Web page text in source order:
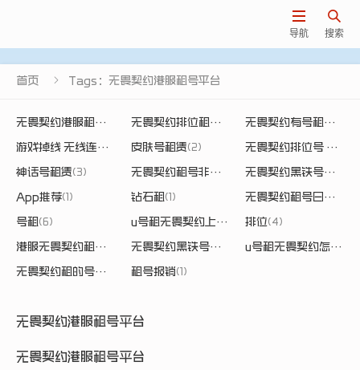

搜索

导航
首页  Tags：无畏契约港服租号平台
无畏契约港服租完号怎样进去 (2) 无畏契约排位租号 无畏契约有号租吗
游戏掉线 无线连接 皮肤号租赁(2)
无畏契约排位号 租赁平台
神话号租赁(3) 无畏契约租号非常用地址 (2) 无畏契约黑铁号怎么租
App推荐(1) 钻石租(1) 无畏契约租号白银
号租(6) u号租无畏契约上号教学 (2)
排位(4)
港服无畏契约租的号怎么登陆 (2) 无畏契约黑铁号在哪租的 (2)
u号租无畏契约怎么上号
无畏契约租的号上号扫码
(2)
租号报销(1)
无畏契约港服租号平台
无畏契约港服租号平台